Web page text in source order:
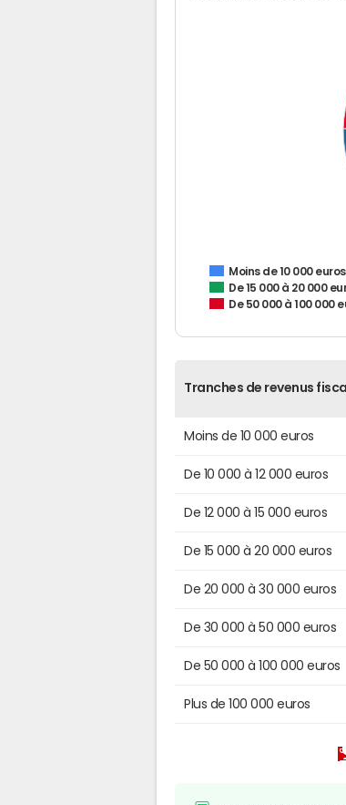
Moins de 10 000 euros
De 15 000 à 20 000
De 50 000 à 100 000
Tranches de revenus
Moins de 10 000 euros
De 10 000 à 12 000 euros
De 12 000 à 15 000 euros
De 15 000 à 20 000 euros
De 20 000 à 30 000 euros
De 30 000 à 50 000 euros
De 50 000 à 100 000 euros
Plus de 100 000 euros